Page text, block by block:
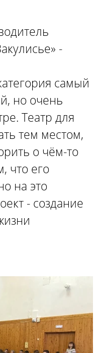
-
самый
но очень
Театр для
тем местом,
о чём-то
что его
на это
- создание